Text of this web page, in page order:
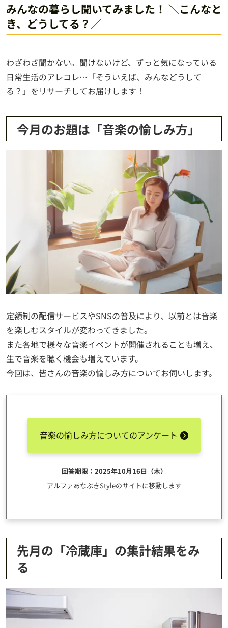
みんなの暮らし聞いてみました！ ＼こんなと
き、どうしてる？／
わざわざ聞かない。聞けないけど、ずっと気になっている
日常生活のアレコレ…「そういえば、みんなどうして
る？」をリサーチしてお届けします！
今月のお題は「音楽の愉しみ方」
定額制の配信サービスやSNSの普及により、以前とは音楽
を楽しむスタイルが変わってきました。
また各地で様々な音楽イベントが開催されることも増え、
生で音楽を聴く機会も増えています。
今回は、皆さんの音楽の愉しみ方についてお伺いします。
音楽の愉しみ方についてのアンケート
回答期限：2025年10月16日（木）
アルファあなぶきStyleのサイトに移動します
先月の「冷蔵庫」の集計結果をみ
る